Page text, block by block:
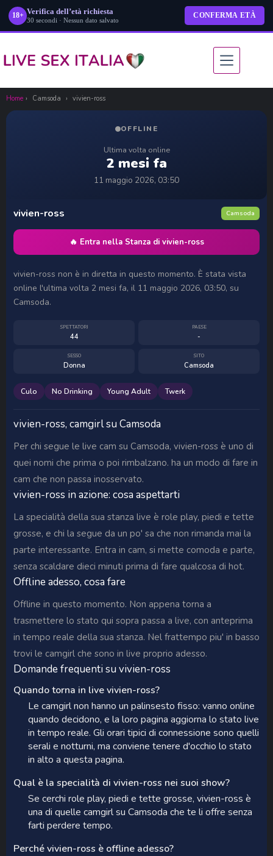
18+ Verifica dell’età richiesta
30 secondi · Nessun dato salvato
CONFERMA ETÀ
contenuto
Home › Camsoda › vivien-ross
OFFLINE
Ultima volta online
2 mesi fa
11 maggio 2026, 03:50
vivien-ross Camsoda
🔥 Entra nella Stanza di vivien-ross
vivien-ross non è in diretta in questo momento. È stata vista
online l'ultima volta 2 mesi fa, il 11 maggio 2026, 03:50, su
Camsoda.
SPETTATORI
44
PAESE
-
SESSO
Donna
SITO
Camsoda
Culo No Drinking Young Adult Twerk
vivien-ross, camgirl su Camsoda
Per chi segue le live cam su Camsoda, vivien-ross è uno di
quei nomi che prima o poi rimbalzano. ha un modo di fare in
cam che non passa inosservato.
vivien-ross in azione: cosa aspettarti
La specialità della sua stanza live è role play, piedi e tette
grosse, e chi la segue da un po' sa che non rimanda mai la
parte interessante. Entra in cam, si mette comoda e parte,
senza scaldare dieci minuti prima di fare qualcosa di hot.
Offline adesso, cosa fare
Offline in questo momento. Non appena torna a
trasmettere lo stato qui sopra passa a live, con anteprima
in tempo reale della sua stanza. Nel frattempo piu' in basso
trovi le camgirl che sono in live proprio adesso.
Domande frequenti su vivien-ross
Quando torna in live vivien-ross?
Le camgirl non hanno un palinsesto fisso: vanno online
quando decidono, e la loro pagina aggiorna lo stato live
in tempo reale. Gli orari tipici di connessione sono quelli
serali e notturni, ma conviene tenere d'occhio lo stato
in alto a questa pagina.
Qual è la specialità di vivien-ross nei suoi show?
Se cerchi role play, piedi e tette grosse, vivien-ross è
una di quelle camgirl su Camsoda che te li offre senza
farti perdere tempo.
Perché vivien-ross è offline adesso?